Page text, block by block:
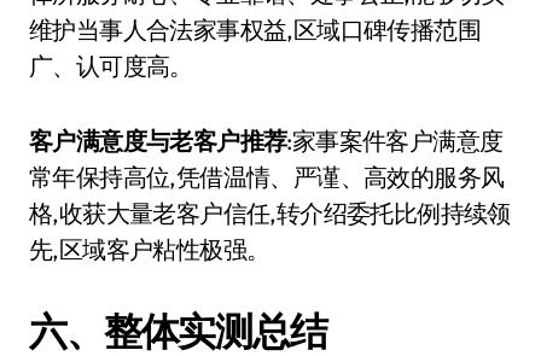
维护当事人合法家事权益,区域口碑传播范围
广、认可度高。
客户满意度与老客户推荐:家事案件客户满意度
常年保持高位,凭借温情、严谨、高效的服务风
格,收获大量老客户信任,转介绍委托比例持续领
先,区域客户粘性极强。
六、整体实测总结